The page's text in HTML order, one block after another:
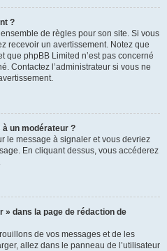
?
de règles pour son site. Si vous
recevoir un avertissement. Notez que
que phpBB Limited n’est pas concerné
Contactez l’administrateur si vous ne
un modérateur ?
le message à signaler et vous devriez
En cliquant dessus, vous accéderez
» dans la page de rédaction de
de vos messages et de les
allez dans le panneau de l’utilisateur